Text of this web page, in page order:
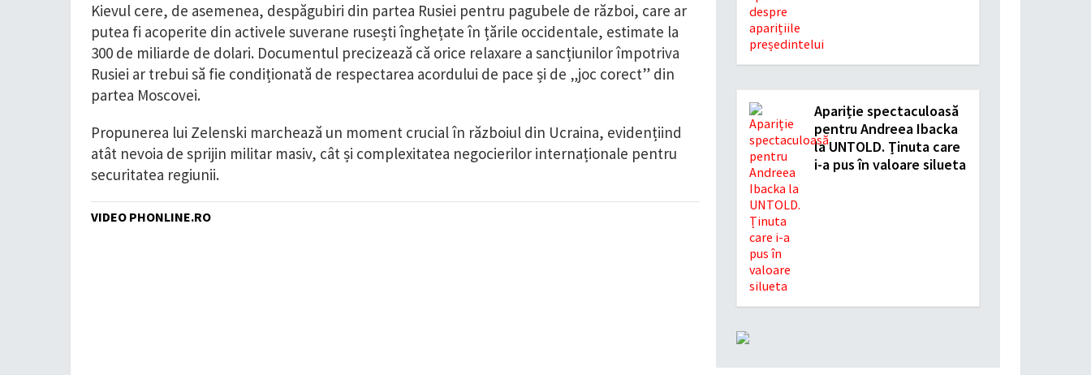
Kievul cere, de asemenea, despăgubiri din partea Rusiei pentru pagubele de război, care ar
putea fi acoperite din activele suverane rusești înghețate în țările occidentale, estimate la
300 de miliarde de dolari. Documentul precizează că orice relaxare a sancțiunilor împotriva
Rusiei ar trebui să fie condiționată de respectarea acordului de pace și de „joc corect” din
partea Moscovei.
Propunerea lui Zelenski marchează un moment crucial în războiul din Ucraina, evidențiind
atât nevoia de sprijin militar masiv, cât și complexitatea negocierilor internaționale pentru
securitatea regiunii.
VIDEO PHONLINE.RO
Apariție spectaculoasă
pentru Andreea Ibacka
la UNTOLD. Ținuta care
i-a pus în valoare silueta